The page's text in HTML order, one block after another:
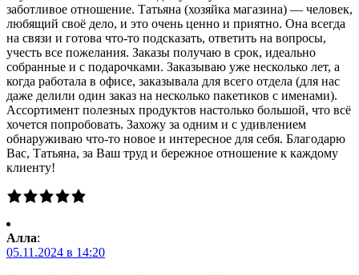
заботливое отношение. Татьяна (хозяйка магазина) — человек,
любящий своё дело, и это очень ценно и приятно. Она всегда
на связи и готова что-то подсказать, ответить на вопросы,
учесть все пожелания. Заказы получаю в срок, идеально
собранные и с подарочками. Заказываю уже несколько лет, а
когда работала в офисе, заказывала для всего отдела (для нас
даже делили один заказ на несколько пакетиков с именами).
Ассортимент полезных продуктов настолько большой, что всё
хочется попробовать. Захожу за одним и с удивлением
обнаруживаю что-то новое и интересное для себя. Благодарю
Вас, Татьяна, за Ваш труд и бережное отношение к каждому
клиенту!
Алла:
05.11.2024 в 14:20